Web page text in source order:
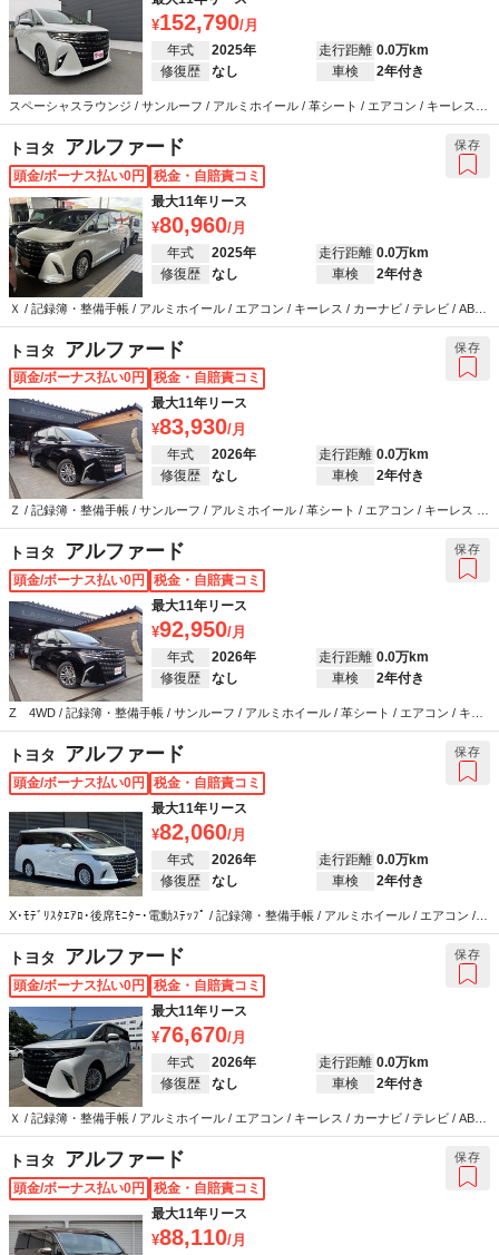
152,790
年式 2025年 走行距離 0.0万km
修復歴
なし 車検 2年付き
スペーシャスラウンジ / サンルーフ / アルミホイール / 革シート / エアコン / キーレス /
カーナビ / テレビ / ABS / エアバッグ / パワーステアリング / パワーウインドウ
トヨタ アルファード
頭金/ボーナス払い0円
税金・自賠責コミ
最大11年リース
80,960
年式 2025年 走行距離 0.0万km
修復歴
なし 車検 2年付き
Ｘ / 記録簿・整備手帳 / アルミホイール / エアコン / キーレス / カーナビ / テレビ / ABS /
エアバッグ / パワーステアリング / パワーウインドウ
保存
トヨタ アルファード
頭金/ボーナス払い0円
税金・自賠責コミ
最大11年リース
83,930
年式 2026年 走行距離 0.0万km
修復歴
なし 車検 2年付き
Ｚ / 記録簿・整備手帳 / サンルーフ / アルミホイール / 革シート / エアコン / キーレス /
カーナビ / テレビ / ABS / エアバッグ / パワーステアリング / パワーウインドウ
保存
トヨタ アルファード
頭金/ボーナス払い0円
税金・自賠責コミ
最大11年リース
92,950
年式 2026年 走行距離 0.0万km
修復歴
なし 車検 2年付き
Z 4WD / 記録簿・整備手帳 / サンルーフ / アルミホイール / 革シート / エアコン / キー
レス / カーナビ / テレビ / ABS / エアバッグ / パワーステアリング / パワーウインドウ
保存
トヨタ アルファード
頭金/ボーナス払い0円
税金・自賠責コミ
最大11年リース
82,060
年式 2026年 走行距離 0.0万km
修復歴
なし 車検 2年付き
X･ﾓﾃﾞﾘｽﾀｴｱﾛ･後席ﾓﾆﾀｰ･電動ｽﾃｯﾌﾟ / 記録簿・整備手帳 / アルミホイール / エアコン /
キーレス / カーナビ / テレビ / ABS / エアバッグ / パワーステアリング / パワーウインド
保存
トヨタ アルファード
頭金/ボーナス払い0円
税金・自賠責コミ
最大11年リース
76,670
年式 2026年 走行距離 0.0万km
修復歴
なし 車検 2年付き
Ｘ / 記録簿・整備手帳 / アルミホイール / エアコン / キーレス / カーナビ / テレビ / ABS /
エアバッグ / パワーステアリング / パワーウインドウ
保存
トヨタ アルファード
頭金/ボーナス払い0円
税金・自賠責コミ
最大11年リース
88,110
保存